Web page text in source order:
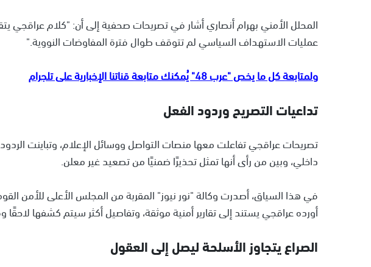
المحلل الأمني بهرام أنصاري أشار في تصريحات صحفية إلى أن: "كلام عراقجي
عمليات الاستهداف السياسي لم تتوقف طوال فترة المفاوضات النووية."
ولمتابعة كل ما يخص "عرب 48" يُمكنك متابعة قناتنا الإخبارية على تلجرام
تداعيات التصريح وردود الفعل
تصريحات عراقجي تفاعلت معها منصات التواصل ووسائل الإعلام، وتباينت
داخلي، وبين من رأى أنها تمثل تحذيرًا ضمنيًا من تصعيد غير معلن.
في هذا السياق، أصدرت وكالة "نور نيوز" المقربة من المجلس الأعلى للأمن
أورده عراقجي يستند إلى تقارير أمنية موثقة، وتفاصيل أكثر سيتم كشفها لاحقًا
الصراع يتجاوز الأسلحة ليصل إلى العقول